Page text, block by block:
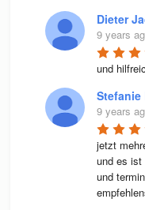
Dieter
9 years
und
Stefanie
9 years
jetzt
und es ist
und